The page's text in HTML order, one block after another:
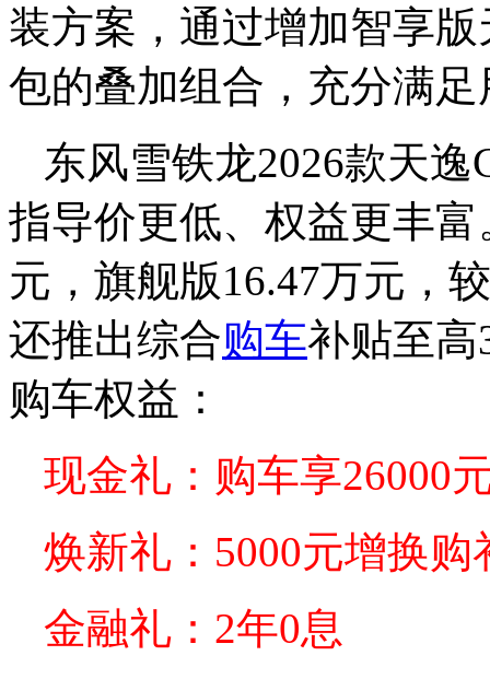
装方案，通过增加智享
包的叠加组合，充分满
东风雪铁龙2026款天逸
指导价更低、权益更丰
元，旗舰版16.47万元，
还推出综合购车补贴至高
购车权益：
现金礼：购车享26000
焕新礼：5000元增换购
金融礼：2年0息